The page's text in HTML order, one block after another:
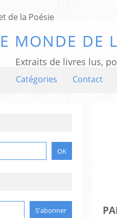
MONDE DE
Extraits de livres lus,
Catégories Contact